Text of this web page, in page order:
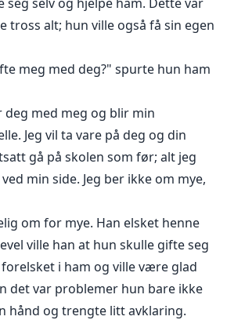
tross alt; hun ville også få sin egen
meg med deg?" spurte hun ham
med meg og blir min
Jeg vil ta vare på deg og din
gå på skolen som før; alt jeg
min side. Jeg ber ikke om mye,
om for mye. Han elsket henne
ville han at hun skulle gifte seg
i ham og ville være glad
det var problemer hun bare ikke
hånd og trengte litt avklaring.